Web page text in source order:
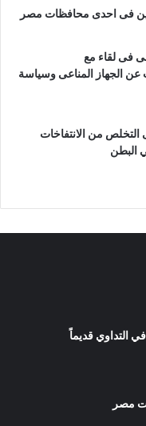
فى احدى محافظات مصر
فى لقاء مع
الجهاز المناعى وسياسة
من الانتفاخات
البطن
التداوي قديماً
مصر